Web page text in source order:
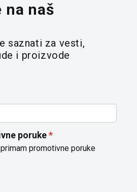
na naš
saznati za vesti,
i proizvode
poruke
promotivne poruke